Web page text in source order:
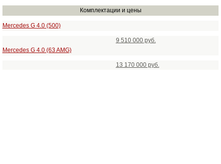
Комплектации и цены
Mercedes G 4.0 (500)
9 510 000 руб.
Mercedes G 4.0 (63 AMG)
13 170 000 руб.